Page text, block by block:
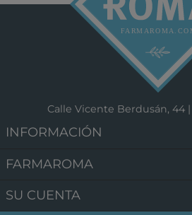
Calle Vicente Berdusán, 44 |
INFORMACIÓN
FARMAROMA
SU CUENTA